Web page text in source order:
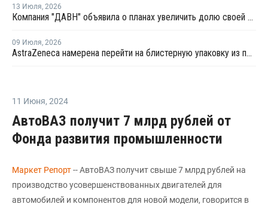
13 Июля, 2026
Компания "ДАВН" объявила о планах увеличить долю своей полимерной продукции в России
09 Июля, 2026
AstraZeneca намерена перейти на блистерную упаковку из полипропилена
11 Июня, 2024
АвтоВАЗ получит 7 млрд рублей от
Фонда развития промышленности
Маркет Репорт-- АвтоВАЗ получит свыше 7 млрд рублей на
производство усовершенствованных двигателей для
автомобилей и компонентов для новой модели, говорится в